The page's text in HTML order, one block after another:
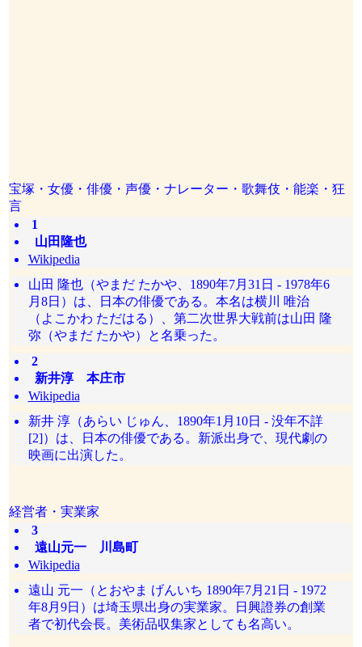
宝塚・女優・俳優・声優・ナレーター・歌舞伎・能楽・狂
言
1
山田隆也
Wikipedia
山田 隆也（やまだ たかや、1890年7月31日 - 1978年6
月8日）は、日本の俳優である。本名は横川 唯治
（よこかわ ただはる）、第二次世界大戦前は山田 隆
弥（やまだ たかや）と名乗った。
2
新井淳 本庄市
Wikipedia
新井 淳（あらい じゅん、1890年1月10日 - 没年不詳
[2]）は、日本の俳優である。新派出身で、現代劇の
映画に出演した。
経営者・実業家
3
遠山元一 川島町
Wikipedia
遠山 元一（とおやま げんいち 1890年7月21日 - 1972
年8月9日）は埼玉県出身の実業家。日興證券の創業
者で初代会長。美術品収集家としても名高い。